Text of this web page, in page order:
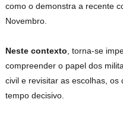
como o demonstra a recente
Novembro.
Neste contexto , torna-se
compreender o papel dos
civil e revisitar as escolhas,
tempo decisivo.